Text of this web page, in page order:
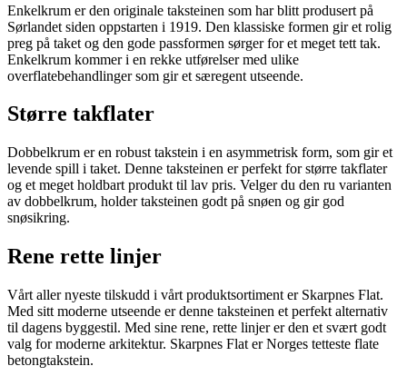
Enkelkrum er den originale taksteinen som har blitt produsert på
Sørlandet siden oppstarten i 1919. Den klassiske formen gir et rolig
preg på taket og den gode passformen sørger for et meget tett tak.
Enkelkrum kommer i en rekke utførelser med ulike
overflatebehandlinger som gir et særegent utseende.
Større takflater
Dobbelkrum er en robust takstein i en asymmetrisk form, som gir et
levende spill i taket. Denne taksteinen er perfekt for større takflater
og et meget holdbart produkt til lav pris. Velger du den ru varianten
av dobbelkrum, holder taksteinen godt på snøen og gir god
snøsikring.
Rene rette linjer
Vårt aller nyeste tilskudd i vårt produktsortiment er Skarpnes Flat.
Med sitt moderne utseende er denne taksteinen et perfekt alternativ
til dagens byggestil. Med sine rene, rette linjer er den et svært godt
valg for moderne arkitektur. Skarpnes Flat er Norges tetteste flate
betongtakstein.